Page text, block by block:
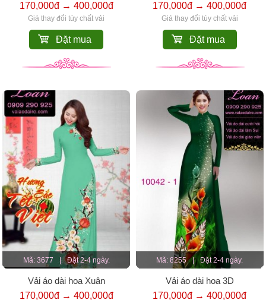
170,000đ → 400,000đ
Giá thay đổi tùy chất vải
Đặt mua
170,000đ → 400,000đ
Giá thay đổi tùy chất vải
Đặt mua
Mã: 3677 | Đặt 2-4 ngày.
Vải áo dài hoa Xuân
170,000đ → 400,000đ
Mã: 8255 | Đặt 2-4 ngày.
Vải áo dài hoa 3D
170,000đ → 400,000đ